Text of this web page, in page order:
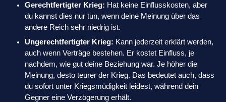
Gerechtfertigter Krieg: Hat keine Einflusskosten, aber
du kannst dies nur tun, wenn deine Meinung über das
andere Reich sehr niedrig ist.
Ungerechtfertigter Krieg: Kann jederzeit erklärt werden,
auch wenn Verträge bestehen. Er kostet Einfluss, je
nachdem, wie gut deine Beziehung war. Je höher die
Meinung, desto teurer der Krieg. Das bedeutet auch, dass
du sofort unter Kriegsmüdigkeit leidest, während dein
Gegner eine Verzögerung erhält.